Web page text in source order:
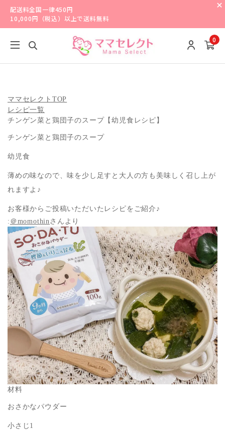
配送料全国一律450円
10,000円（税込）以上で送料無料
0
ママセレクトTOP
レシピ一覧
チンゲン菜と鶏団子のスープ【幼児食レシピ】
チンゲン菜と鶏団子のスープ
幼児食
薄めの味なので、味を少し足すと大人の方も美味しく召し上が
れますよ♪
お客様からご投稿いただいたレシピをご紹介♪
: ＠momothin さんより
材料
おさかなパウダー
小さじ1